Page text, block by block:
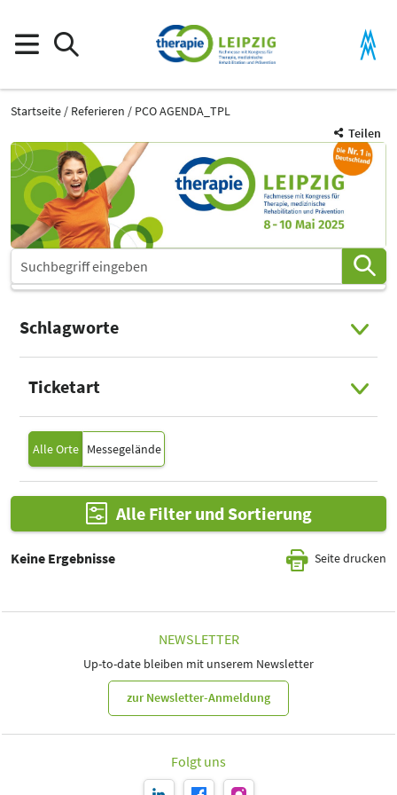
Startseite Referieren
PCO AGENDA_TPL
Teilen
Schlagworte
Ticketart
Alle Orte Messegelände
Alle Filter und Sortierung
Keine Ergebnisse Seite drucken
NEWSLETTER
Up-to-date bleiben mit unserem Newsletter
zur Newsletter-Anmeldung
Folgt uns